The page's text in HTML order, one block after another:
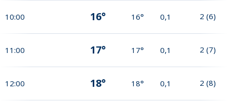
10:00 16° 16° 0,1 2 (6)
11:00 17° 17° 0,1 2 (7)
12:00 18° 18° 0,1 2 (8)